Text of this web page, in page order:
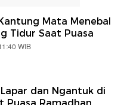
Mata Menebal
Tidur Saat Puasa
WIB
dan Ngantuk di